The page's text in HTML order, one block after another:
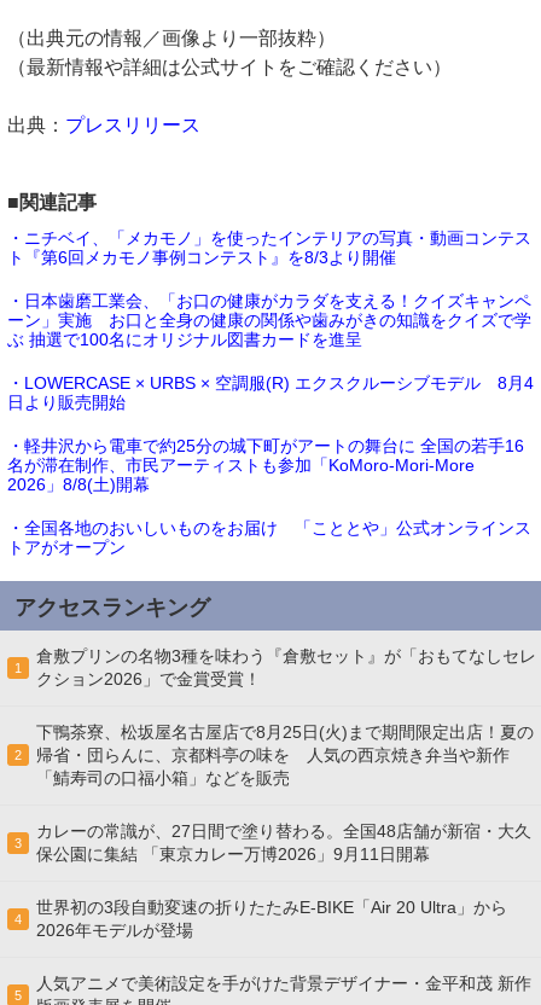
（出典元の情報／画像より一部抜粋）
（最新情報や詳細は公式サイトをご確認ください）
出典： プレスリリース
■関連記事
・ニチベイ、「メカモノ」を使ったインテリアの写真・動画コンテス
ト『第6回メカモノ事例コンテスト』を8/3より開催
・日本歯磨工業会、「お口の健康がカラダを支える！クイズキャンペ
ーン」実施 お口と全身の健康の関係や歯みがきの知識をクイズで学
ぶ 抽選で100名にオリジナル図書カードを進呈
・LOWERCASE × URBS × 空調服(R) エクスクルーシブモデル 8月4
日より販売開始
・軽井沢から電車で約25分の城下町がアートの舞台に 全国の若手16
名が滞在制作、市民アーティストも参加「KoMoro-Mori-More
2026」8/8(土)開幕
・全国各地のおいしいものをお届け 「こととや」公式オンラインス
トアがオープン
アクセスランキング
1
倉敷プリンの名物3種を味わう『倉敷セット』が「おもてなしセレ
クション2026」で金賞受賞！
2
下鴨茶寮、松坂屋名古屋店で8月25日(火)まで期間限定出店！夏の
帰省・団らんに、京都料亭の味を 人気の西京焼き弁当や新作
「鯖寿司の口福小箱」などを販売
3
カレーの常識が、27日間で塗り替わる。全国48店舗が新宿・大久
保公園に集結 「東京カレー万博2026」9月11日開幕
4
世界初の3段自動変速の折りたたみE-BIKE「Air 20 Ultra」から
2026年モデルが登場
5
人気アニメで美術設定を手がけた背景デザイナー・金平和茂 新作